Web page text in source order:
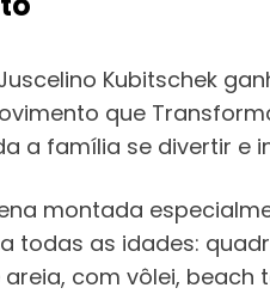
Kubitschek
que
a família se divertir e
montada
todas as idades:
com vôlei,